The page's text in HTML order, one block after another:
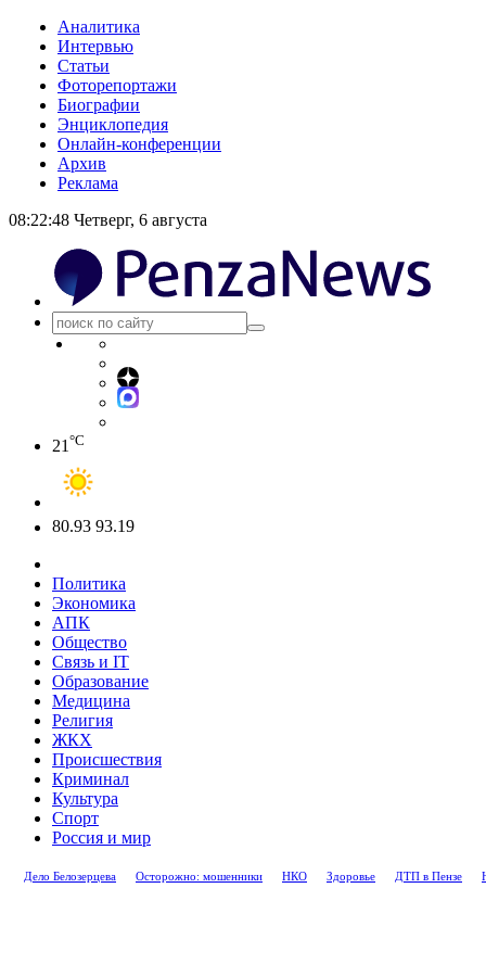
Аналитика
Интервью
Статьи
Фоторепортажи
Биографии
Энциклопедия
Онлайн-конференции
Архив
Реклама
08:22:48 Четверг, 6 августа
21 °C
80.93 93.19
Политика
Экономика
АПК
Общество
Связь и IT
Образование
Медицина
Религия
ЖКХ
Происшествия
Криминал
Культура
Спорт
Россия и мир
Дело Белозерцева Осторожно: мошенники НКО Здоровье ДТП в Пензе